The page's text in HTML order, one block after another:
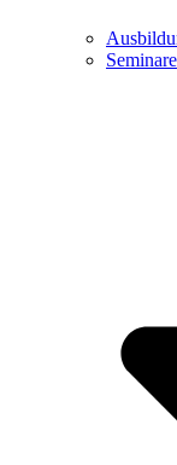
Seminare